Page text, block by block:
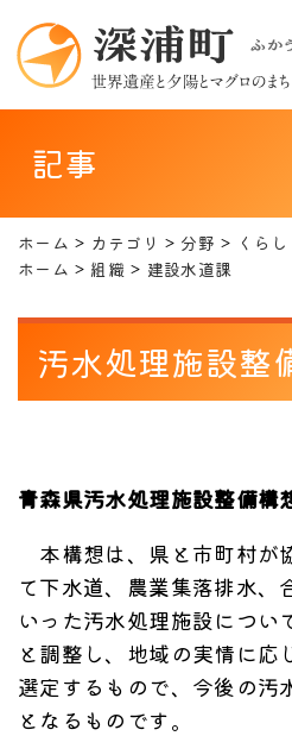
記事
ホーム カテゴリ 分野 くら
ホーム
組織 建設水道課
汚水処理施設整
青森県汚水処理施設整備構
本構想は、県と市町村が
て下水道、農業集落排水、
いった汚水処理施設につい
と調整し、地域の実情に応
選定するもので、今後の汚
となるものです。